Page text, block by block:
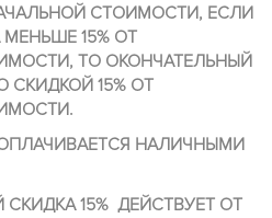
СТОИМОСТИ, ЕСЛИ
15% ОТ
ТО ОКОНЧАТЕЛЬНЫЙ
СКИДКОЙ 15% ОТ
НАЛИЧНЫМИ
15% ДЕЙСТВУЕТ ОТ